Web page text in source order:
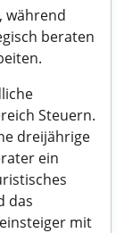
während
beraten
Steuern.
dreijährige
ein
das
mit